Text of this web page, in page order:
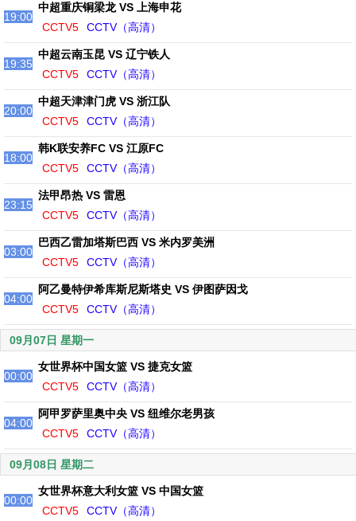
19:00
中超重庆铜梁龙 VS 上海申花
CCTV5
CCTV（高清）
19:35
中超云南玉昆 VS 辽宁铁人
CCTV5
CCTV（高清）
20:00
中超天津津门虎 VS 浙江队
CCTV5
CCTV（高清）
18:00
韩K联安养FC VS 江原FC
CCTV5
CCTV（高清）
23:15
法甲昂热 VS 雷恩
CCTV5
CCTV（高清）
03:00
巴西乙雷加塔斯巴西 VS 米内罗美洲
CCTV5
CCTV（高清）
04:00
阿乙曼特伊希库斯尼斯塔史 VS 伊图萨因戈
CCTV5
CCTV（高清）
09月07日 星期一
00:00
女世界杯中国女篮 VS 捷克女篮
CCTV5
CCTV（高清）
04:00
阿甲罗萨里奥中央 VS 纽维尔老男孩
CCTV5
CCTV（高清）
09月08日 星期二
00:00
女世界杯意大利女篮 VS 中国女篮
CCTV5
CCTV（高清）